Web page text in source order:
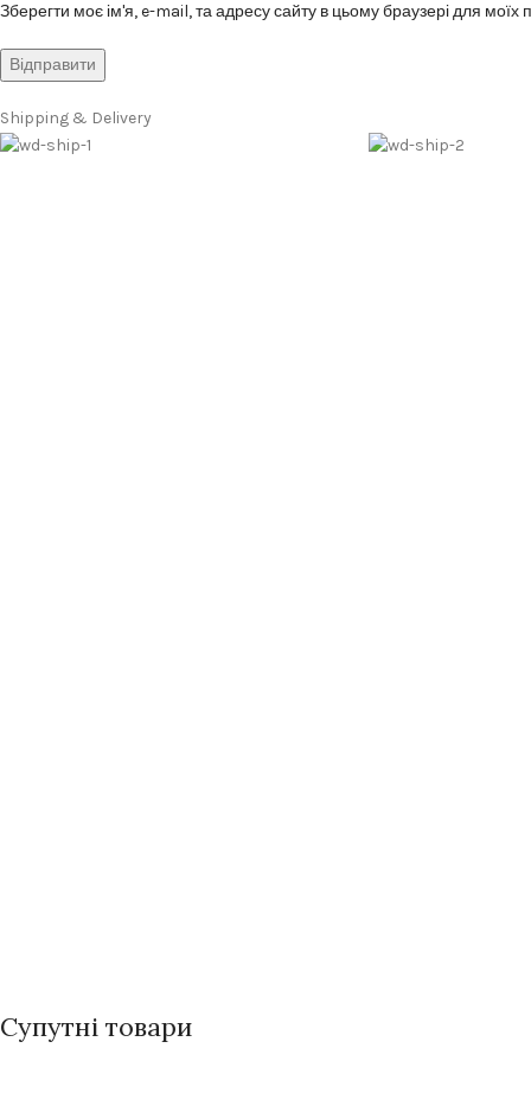
Зберегти моє ім'я, e-mail, та адресу сайту в цьому браузері для моїх
Shipping & Delivery
Супутні товари